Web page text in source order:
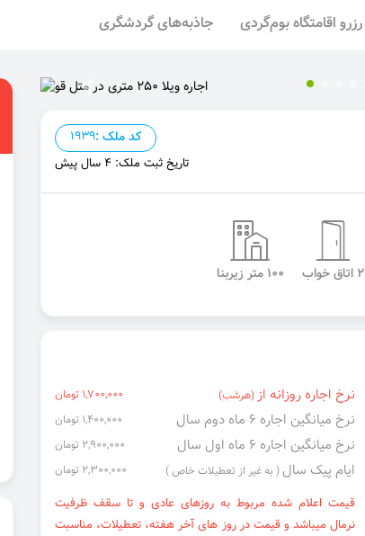
رزرو اقامتگاه بوم‌گردی جاذبه‌های گردشگری
کد ملک :1939
تاریخ ثبت ملک: 4 سال پیش
2 اتاق خواب 100 متر زیربنا
نرخ اجاره روزانه از(هرشب) 1,700,000 تومان
نرخ میانگین اجاره ۶ ماه دوم سال 1,400,000 تومان
نرخ میانگین اجاره ۶ ماه اول سال 2,900,000 تومان
ایام پیک سال ( به غیر از تعطیلات خاص ) 2,300,000 تومان
قیمت اعلام شده مربوط به روزهای عادی و تا سقف ظرفیت
نرمال میباشد و قیمت در روز های آخر هفته، تعطیلات، مناسبت